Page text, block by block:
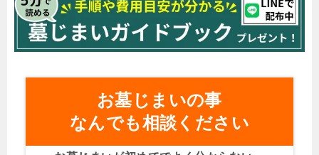
お墓じまいの事
なんでも相談ください